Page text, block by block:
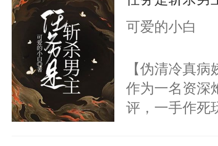
守着自家小白
拒绝绯闻捆
可以在小雨点
点牛逼.jpg可
的女明星，最
可爱的小白
【伪清冷真
作为一名资深
评，一手作死